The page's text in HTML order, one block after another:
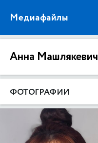
Медиафайлы
Анна Машлякевич
ФОТОГРАФИИ